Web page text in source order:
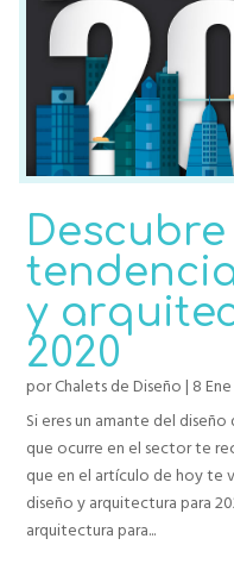
y
2020
porChalets de Diseño | 8
Si eres un amante del
que ocurre en el sector te
que en el artículo de hoy te
diseño y arquitectura para
arquitectura para...